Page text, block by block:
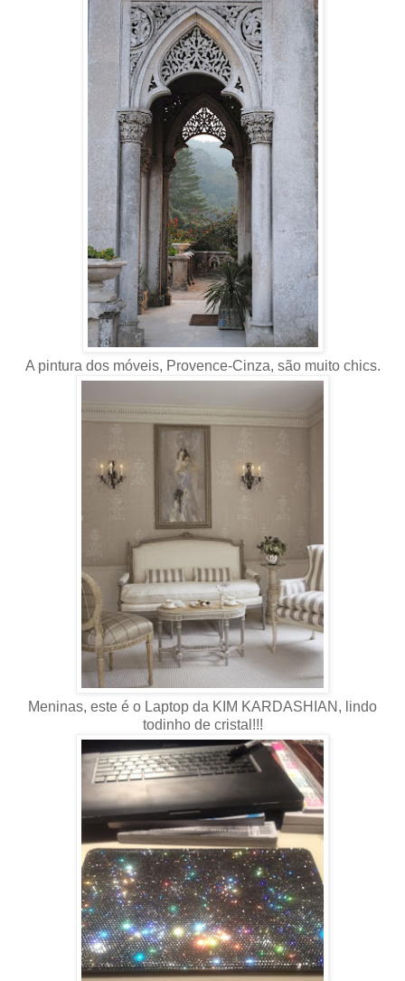
A pintura dos móveis, Provence-Cinza, são muito chics.
Meninas, este é o Laptop da KIM KARDASHIAN, lindo
todinho de cristal!!!